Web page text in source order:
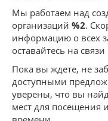
РЕЦЕПТЫ
ПРЕДЛОЖЕНИЯ
СТАТЬИ
УСЛУГИ
Мы работаем над
организаций %2.
информацию о всех
оставайтесь на
Пока вы ждете, не
доступными
уверены, что вы
мест для посещения